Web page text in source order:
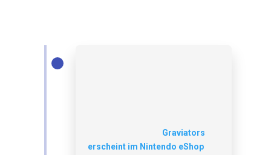
Graviators
erscheint im Nintendo eShop